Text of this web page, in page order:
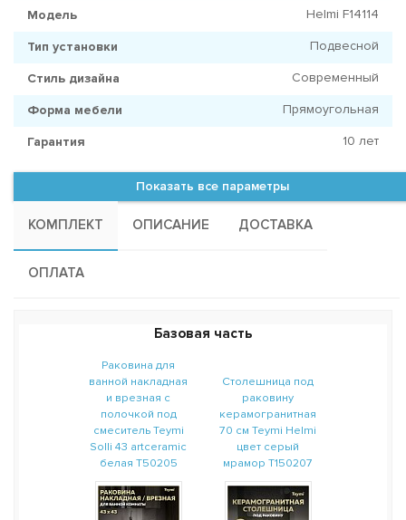
Модель Helmi F14114
Тип установки Подвесной
Стиль дизайна Современный
Форма мебели Прямоугольная
Гарантия 10 лет
Показать все параметры
КОМПЛЕКТ ОПИСАНИЕ ДОСТАВКА
ОПЛАТА
Базовая часть
Раковина для
ванной накладная
и врезная с
полочкой под
смеситель Teymi
Solli 43 artceramic
белая T50205
Столешница под
раковину
керамогранитная
70 см Teymi Helmi
цвет серый
мрамор T150207